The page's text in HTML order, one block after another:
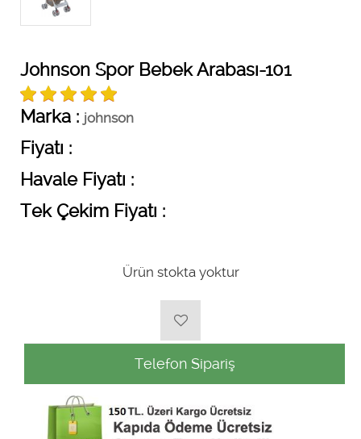
Johnson Spor Bebek Arabası-101
Marka : johnson
Fiyatı :
Havale Fiyatı :
Tek Çekim Fiyatı :
Ürün stokta yoktur
Telefon Sipariş